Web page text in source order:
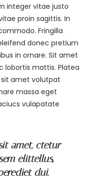
integer vitae justo
proin sagittis. In
Fringilla
donec pretium
in ornare. Sit amet
lobortis mattis. Platea
amet volutpat
massa eget
vulapatate
amet, ctetur
elittellus,
dui.